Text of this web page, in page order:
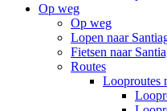
Op weg
Op weg
Lopen naar
Fietsen naar
Routes
Looproutes